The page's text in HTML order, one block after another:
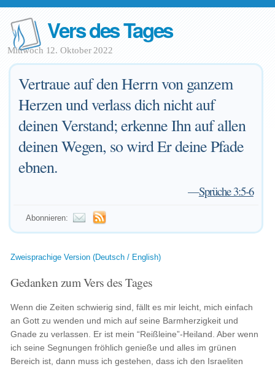
Vers des Tages
Mittwoch 12. Oktober 2022
Vertraue auf den Herrn von ganzem
Herzen und verlass dich nicht auf
deinen Verstand; erkenne Ihn auf allen
deinen Wegen, so wird Er deine Pfade
ebnen.
—Sprüche 3:5-6
Abonnieren:
Zweisprachige Version (Deutsch / English)
Gedanken zum Vers des Tages
Wenn die Zeiten schwierig sind, fällt es mir leicht, mich einfach
an Gott zu wenden und mich auf seine Barmherzigkeit und
Gnade zu verlassen. Er ist mein “Reißleine”-Heiland. Aber wenn
ich seine Segnungen fröhlich genieße und alles im grünen
Bereich ist, dann muss ich gestehen, dass ich den Israeliten